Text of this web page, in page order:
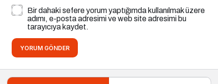
Bir dahaki sefere yorum yaptığımda kullanılmak üzere
adımı, e-posta adresimi ve web site adresimi bu
tarayıcıya kaydet.
YORUM GÖNDER